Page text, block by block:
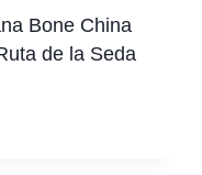
Bone China
de la Seda